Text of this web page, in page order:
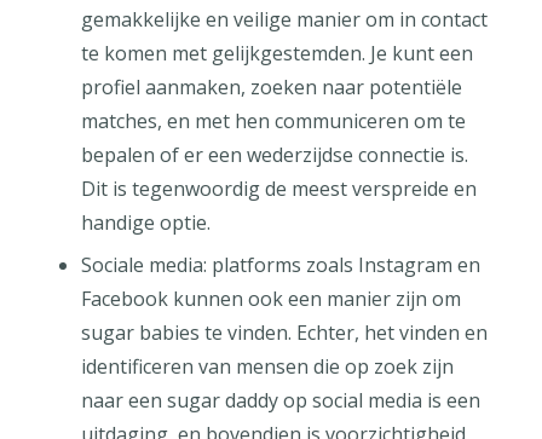
gemakkelijke en veilige manier om in contact
te komen met gelijkgestemden. Je kunt een
profiel aanmaken, zoeken naar potentiële
matches, en met hen communiceren om te
bepalen of er een wederzijdse connectie is.
Dit is tegenwoordig de meest verspreide en
handige optie.
Sociale media: platforms zoals Instagram en
Facebook kunnen ook een manier zijn om
sugar babies te vinden. Echter, het vinden en
identificeren van mensen die op zoek zijn
naar een sugar daddy op social media is een